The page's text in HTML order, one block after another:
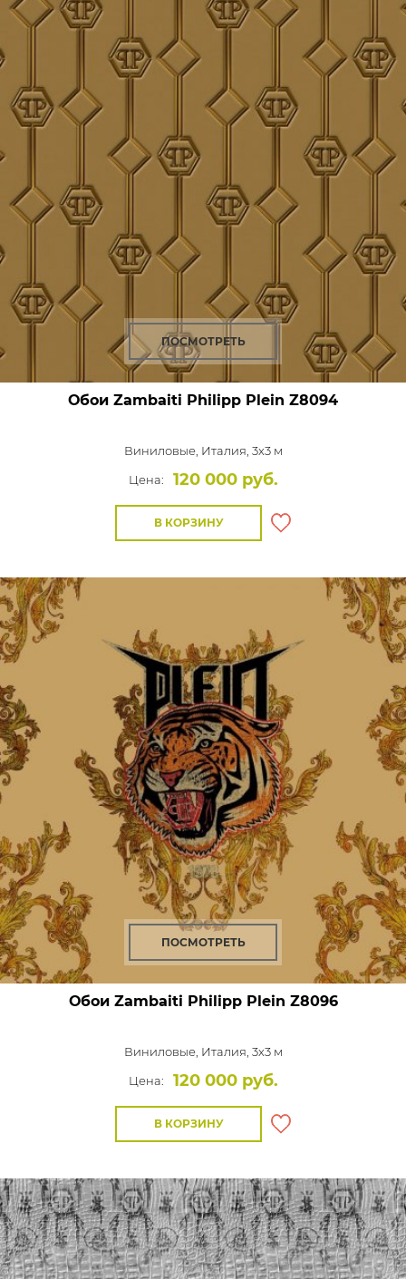
ПОСМОТРЕТЬ
Обои Zambaiti Philipp Plein Z8094
Виниловые, Италия, 3x3 м
Цена:
120 000 руб.
В КОРЗИНУ
ПОСМОТРЕТЬ
Обои Zambaiti Philipp Plein Z8096
Виниловые, Италия, 3x3 м
Цена:
120 000 руб.
В КОРЗИНУ